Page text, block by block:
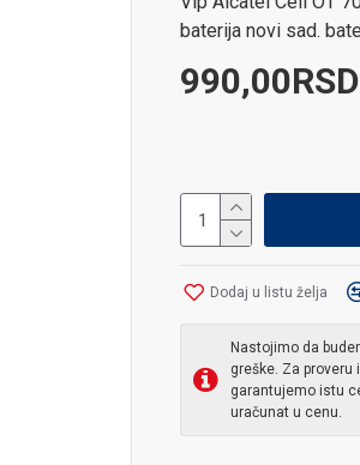
baterija novi sad.
990,00RSD
Dodaj u listu želja
Nastojimo da
greške. Za
garantujemo istu
uračunat u cenu.